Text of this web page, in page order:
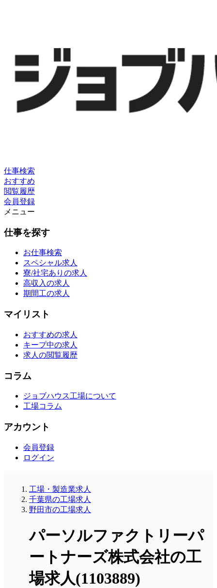
仕事検索
おすすめ
閲覧履歴
会員登録
メニュー
仕事を探す
お仕事検索
スペシャル求人
寮/社宅ありの求人
高収入の求人
期間工の求人
マイリスト
おすすめの求人
キープ中の求人
求人の閲覧履歴
コラム
ジョブハウス工場について
工場コラム
アカウント
会員登録
ログイン
工場・製造業求人
千葉県の工場求人
野田市の工場求人
パーソルファクトリーパ
ートナーズ株式会社の工
場求人(1103889)